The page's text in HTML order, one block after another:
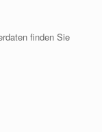
finden Sie